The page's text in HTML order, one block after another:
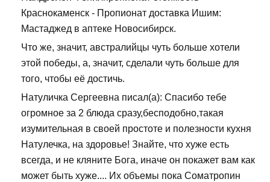
Краснокаменск - Пропионат доставка Ишим:
Мастаджед в аптеке Новосибирск.
Что же, значит, австралийцы чуть больше хотели
этой победы, а, значит, сделали чуть больше для
того, чтобы её достичь.
Натуличка Сергеевна писал(а): Спасибо тебе
огромное за 2 блюда сразу,бесподобно,такая
изумительная в своей простоте и полезности кухня
Натулечка, на здоровье! Знайте, что хуже есть
всегда, и не кляните Бога, иначе он покажет вам как
может быть хуже.... Их объемы пока Cоматропин